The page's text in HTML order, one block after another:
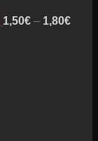
1,50€ – 1,80€1,80€